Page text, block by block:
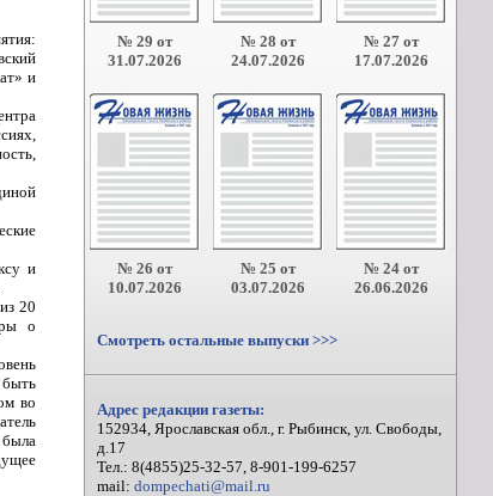
и
и
20
о
во
№ 29 от
31.07.2026
№ 28 от
24.07.2026
№ 27 от
17.07.2026
№ 26 от
10.07.2026
№ 25 от
03.07.2026
№ 24 от
26.06.2026
Смотреть остальные выпуски >>>
Адрес редакции газеты:
152934, Ярославская обл., г. Рыбинск, ул. Свободы,
д.17
Тел.: 8(4855)25-32-57, 8-901-199-6257
mail: dompechati@mail.ru